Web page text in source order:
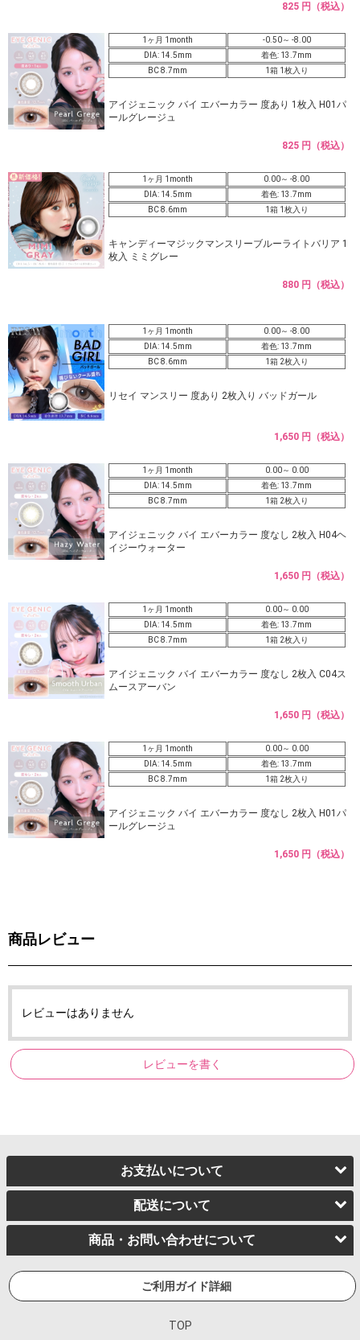
825 円（税込）
1ヶ月 1month
-0.50～ -8.00
DIA: 14.5mm
着色: 13.7mm
BC 8.7mm
1箱 1枚入り
アイジェニック バイ エバーカラー 度あり 1枚入 H01パ
ールグレージュ
825 円（税込）
1ヶ月 1month
0.00～ -8.00
DIA: 14.5mm
着色: 13.7mm
BC 8.6mm
1箱 1枚入り
キャンディーマジックマンスリーブルーライトバリア 1
枚入 ミミグレー
880 円（税込）
1ヶ月 1month
0.00～ -8.00
DIA: 14.5mm
着色: 13.7mm
BC 8.6mm
1箱 2枚入り
リセイ マンスリー 度あり 2枚入り バッドガール
1,650 円（税込）
1ヶ月 1month
0.00～ 0.00
DIA: 14.5mm
着色: 13.7mm
BC 8.7mm
1箱 2枚入り
アイジェニック バイ エバーカラー 度なし 2枚入 H04ヘ
イジーウォーター
1,650 円（税込）
1ヶ月 1month
0.00～ 0.00
DIA: 14.5mm
着色: 13.7mm
BC 8.7mm
1箱 2枚入り
アイジェニック バイ エバーカラー 度なし 2枚入 C04ス
ムースアーバン
1,650 円（税込）
1ヶ月 1month
0.00～ 0.00
DIA: 14.5mm
着色: 13.7mm
BC 8.7mm
1箱 2枚入り
アイジェニック バイ エバーカラー 度なし 2枚入 H01パ
ールグレージュ
1,650 円（税込）
商品レビュー
レビューはありません
レビューを書く
お支払いについて
配送について
商品・お問い合わせについて
ご利用ガイド詳細
TOP